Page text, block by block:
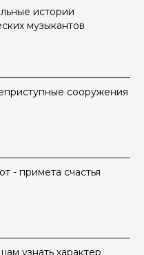
истории
музыкантов
сооружения
- примета счастья
узнать характер